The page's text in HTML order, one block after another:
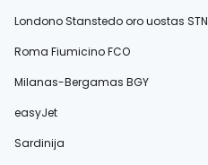
Londono Stanstedo oro uostas STN
Roma Fiumicino FCO
Milanas-Bergamas BGY
easyJet
Sardinija